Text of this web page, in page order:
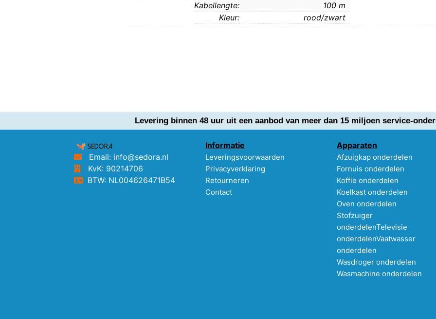
Kabellengte:
100 m
Kleur:
rood/zwart
Levering binnen 48 uur uit een aanbod van meer dan 15 miljoen service-
Email: info@sedora.nl
KvK: 90214706
BTW: NL004626471B54
Informatie
Leveringsvoorwaarden
Privacyverklaring
Retourneren
Contact
Apparaten
Afzuigkap onderdelen
Fornuis onderdelen
Koffie onderdelen
Koelkast onderdelen
Oven onderdelen
Stofzuiger
onderdelenTelevisie
onderdelenVaatwasser
onderdelen
Wasdroger onderdelen
Wasmachine onderdelen